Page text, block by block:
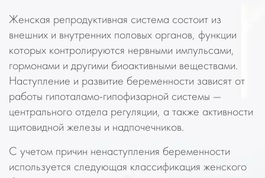
Женская репродуктивная система состоит из
внешних и внутренних половых органов, функции
которых контролируются нервными импульсами,
гормонами и другими биоактивными веществами.
Наступление и развитие беременности зависят от
работы гипоталамо-гипофизарной системы —
центрального отдела регуляции, а также активности
щитовидной железы и надпочечников.
С учетом причин ненаступления беременности
используется следующая классификация женского